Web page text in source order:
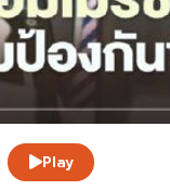
Play